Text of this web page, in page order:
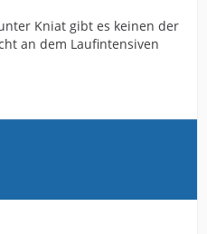
Kniat gibt es keinen der
an dem Laufintensiven